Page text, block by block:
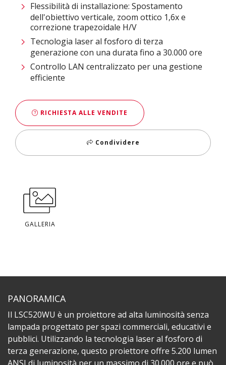
Flessibilità di installazione: Spostamento
dell'obiettivo verticale, zoom ottico 1,6x e
correzione trapezoidale H/V
Tecnologia laser al fosforo di terza
generazione con una durata fino a 30.000 ore
Controllo LAN centralizzato per una gestione
efficiente
RICHIESTA ALLE VENDITE
Condividere
GALLERIA
PANORAMICA
Il LSC520WU è un proiettore ad alta luminosità senza
lampada progettato per spazi commerciali, educativi e
pubblici. Utilizzando la tecnologia laser al fosforo di
terza generazione, questo proiettore offre 5.200 lumen